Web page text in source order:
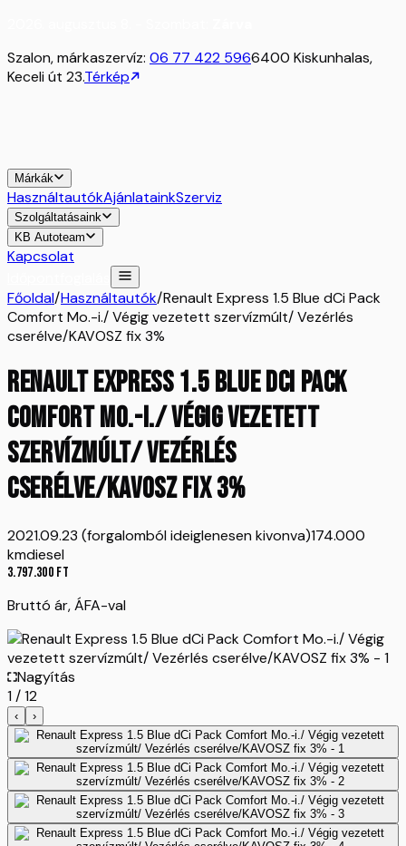
Szalon, márkaszervíz: 06 77 422 5966400 Kiskunhalas,
Keceli út 23.Térkép
Márkák
HasználtautókAjánlatainkSzerviz
Szolgáltatásaink
KB Autoteam
Kapcsolat
Főoldal/Használtautók/Renault Express 1.5 Blue dCi Pack
Comfort Mo.-i./ Végig vezetett szervízmúlt/ Vezérlés
cserélve/KAVOSZ fix 3%
Renault Express 1.5 Blue dCi Pack
Comfort Mo.-i./ Végig vezetett
szervízmúlt/ Vezérlés
cserélve/KAVOSZ fix 3%
2021.09.23 (forgalomból ideiglenesen kivonva)174.000
kmdiesel
3.797.300Ft
Bruttó ár, ÁFA-val
Nagyítás
1/12
‹ ›